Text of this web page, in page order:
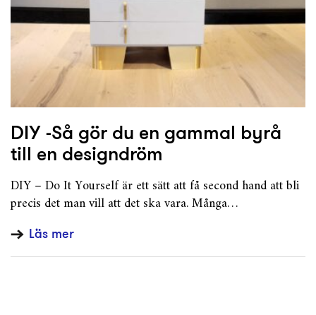
DIY -Så gör du en gammal byrå
till en designdröm
DIY – Do It Yourself är ett sätt att få second hand att bli
precis det man vill att det ska vara. Många…
Läs mer